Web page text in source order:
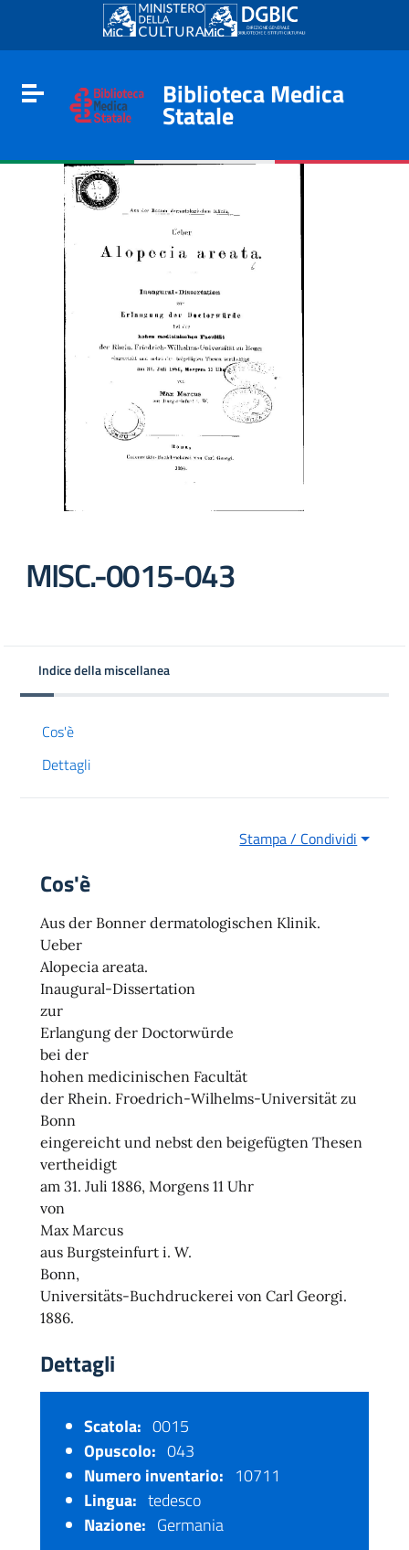
Go to content
Go to the navigation menu
Go to the footer
Toggle navigation
Biblioteca Medica
Statale
MISC.-0015-043
Indice della miscellanea
Cos'è
Dettagli
Stampa / Condividi
Cos'è
Aus der Bonner dermatologischen Klinik.
Ueber
Alopecia areata.
Inaugural-Dissertation
zur
Erlangung der Doctorwürde
bei der
hohen medicinischen Facultät
der Rhein. Froedrich-Wilhelms-Universität zu
Bonn
eingereicht und nebst den beigefügten Thesen
vertheidigt
am 31. Juli 1886, Morgens 11 Uhr
von
Max Marcus
aus Burgsteinfurt i. W.
Bonn,
Universitäts-Buchdruckerei von Carl Georgi.
1886.
Dettagli
Scatola: 0015
Opuscolo: 043
Numero inventario: 10711
Lingua: tedesco
Nazione: Germania